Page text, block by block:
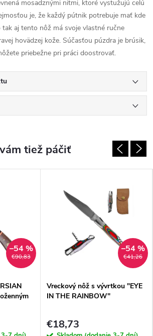
mosadznými nitmi, ktoré vystužujú celú
je, že každý pútnik potrebuje mať kde
aj tento nôž má svoje vlastné ručne
hovädzej kože. Súčasťou púzdra je brúsik,
priebežne pri práci doostrovať.
€90,83
–54 %
€41,26
–54 %
Vreckový nôž s vývrtkou "EYE
IN THE RAINBOW"
€18,73